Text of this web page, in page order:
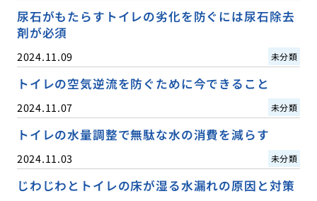
尿石がもたらすトイレの劣化を防ぐには尿石除去
剤が必須
2024.11.09 未分類
トイレの空気逆流を防ぐために今できること
2024.11.07 未分類
トイレの水量調整で無駄な水の消費を減らす
2024.11.03 未分類
じわじわとトイレの床が湿る水漏れの原因と対策